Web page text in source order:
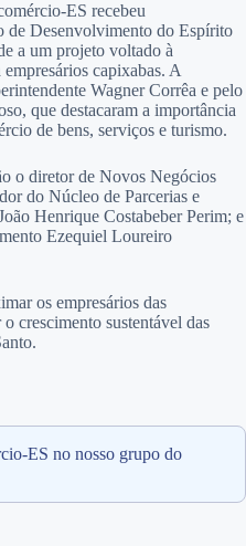
ES recebeu
de Desenvolvimento do Espírito
a um projeto voltado à
capixabas. A
Wagner Corrêa e pelo
que destacaram a importância
de bens, serviços e turismo.
o diretor de Novos Negócios
do Núcleo de Parcerias e
Henrique Costabeber Perim; e
Ezequiel Loureiro
os empresários das
crescimento sustentável das
ES no nosso grupo do